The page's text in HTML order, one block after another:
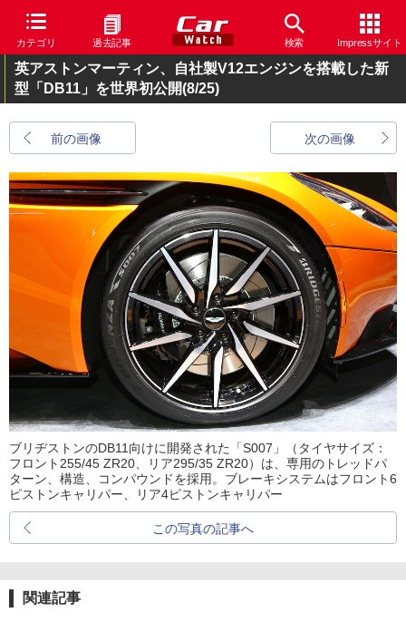
カテゴリ 過去記事 検索 Impressサイト
英アストンマーティン、自社製V12エンジンを搭載した新
型「DB11」を世界初公開(8/25)
前の画像 次の画像
ブリヂストンのDB11向けに開発された「S007」（タイヤサイズ：
フロント255/45 ZR20、リア295/35 ZR20）は、専用のトレッドパ
ターン、構造、コンパウンドを採用。ブレーキシステムはフロント6
ピストンキャリパー、リア4ピストンキャリパー
この写真の記事へ
関連記事